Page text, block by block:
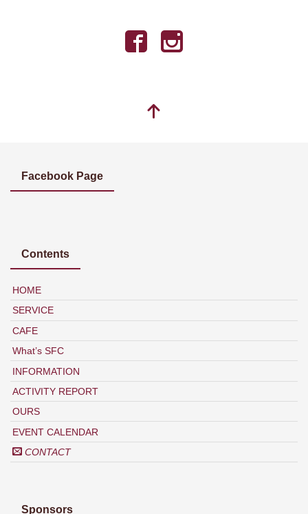
Facebook Page
Contents
HOME
SERVICE
CAFE
What’s SFC
INFORMATION
ACTIVITY REPORT
OURS
EVENT CALENDAR
CONTACT
Sponsors